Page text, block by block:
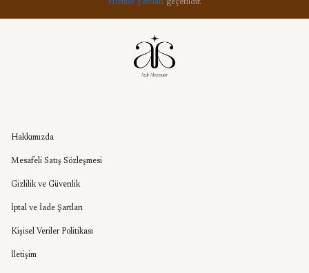
Hizmet Şartları geçerlidir.
Hakkımızda
Mesafeli Satış Sözleşmesi
Gizlilik ve Güvenlik
İptal ve İade Şartları
Kişisel Veriler Politikası
İletişim